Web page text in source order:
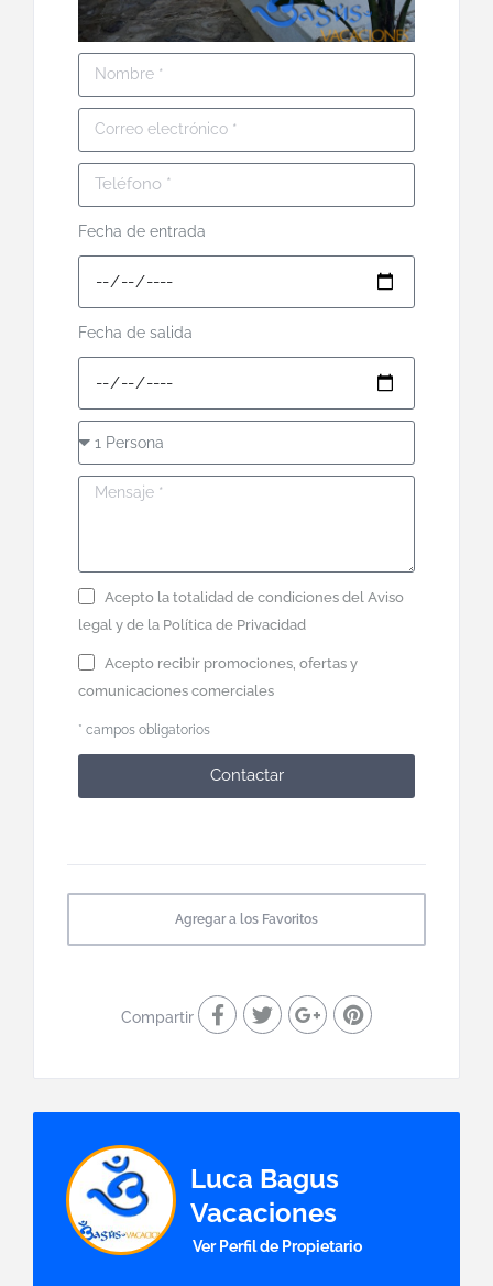
Fecha de entrada
Fecha de salida
Acepto la totalidad de condiciones del Aviso
legal y de la Política de Privacidad
Acepto recibir promociones, ofertas y
comunicaciones comerciales
* campos obligatorios
Contactar
Agregar a los Favoritos
Compartir
Luca Bagus
Vacaciones
Ver Perfil de Propietario